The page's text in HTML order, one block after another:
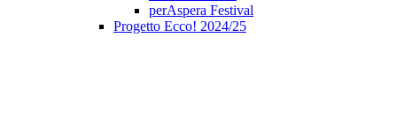
perAspera Festival
Progetto Ecco! 2024/25